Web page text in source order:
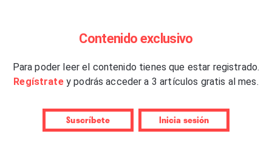
paisaje nevado como al recogimiento y el refugio
de ritmos y ni mucho menos insinuaciones al baile;
todo se desarrolla en un espacio cósmico, mental o
evolución y máxima continuidad.“Cascades”
escucha o tiene que ser escuchado del tirón; no
Contenido exclusivo
Para poder leer el contenido tienes que estar registrado.
Regístrate y podrás acceder a 3 artículos gratis al mes.
Suscríbete Inicia sesión